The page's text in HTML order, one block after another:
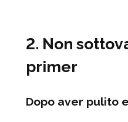
2. Non
primer
Dopo aver pulito